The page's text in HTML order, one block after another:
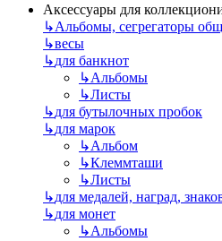
Аксессуары для
↳Альбомы, сегрегаторы
↳весы
↳для банкнот
↳Альбомы
↳Листы
↳для бутылочных пробок
↳для марок
↳Альбом
↳Клеммташи
↳Листы
↳для медалей, наград,
↳для монет
↳Альбомы